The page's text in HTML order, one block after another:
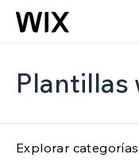
Plantillas
Explorar categorías